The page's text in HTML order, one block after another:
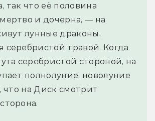
так что её половина
и дочерна, — на
лунные драконы,
травой. Когда
серебристой стороной, на
полнолуние, новолуние
что на Диск смотрит